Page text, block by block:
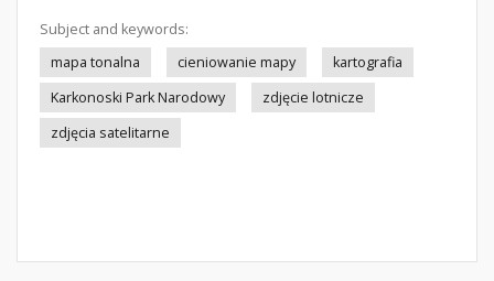
Subject and keywords:
mapa tonalna
cieniowanie mapy
kartografia
Karkonoski Park Narodowy
zdjęcie lotnicze
zdjęcia satelitarne